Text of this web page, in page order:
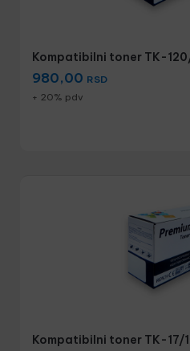
Kompatibilni toner TK-
980,00 RSD
+ 20% pdv
Kompatibilni toner TK-17/